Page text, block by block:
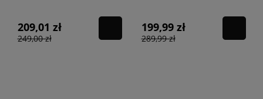
209,01 zł
249,00 zł
199,99 zł
289,99 zł